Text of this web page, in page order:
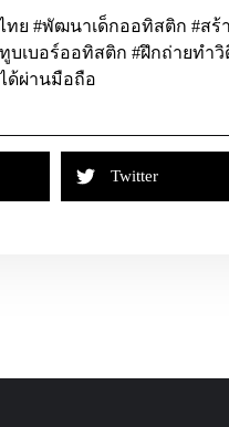
ย #พัฒนาเด็กออทิสติก #ส
บเบอร์ออทิสติก #ฝึกถ่ายทำ
ด้ผ่านมือถือ
Twitter